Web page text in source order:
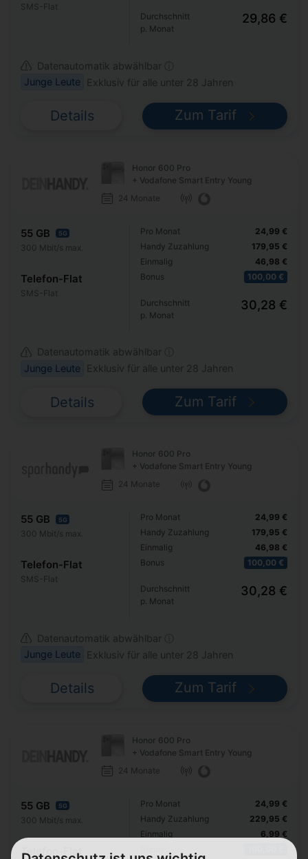
SMS-Flat
Durchschnitt
p. Monat
29,86 €
Datenautomatik abwählbar ⓘ
Junge Leute
Exklusiv für alle unter 28 Jahren
Details Zum Tarif
Honor 600 Pro
+ Vodafone Smart Entry Young
24 Monate
55 GB 5G
300 Mbit/s max.
Telefon-Flat
SMS-Flat
Pro Monat
Handy Zuzahlung
Einmalig
Bonus
24,99 €
179,95 €
46,98 €
100,00 €
Durchschnitt
p. Monat
30,28 €
Datenautomatik abwählbar ⓘ
Junge Leute
Exklusiv für alle unter 28 Jahren
Details Zum Tarif
Honor 600 Pro
+ Vodafone Smart Entry Young
24 Monate
55 GB 5G
300 Mbit/s max.
Telefon-Flat
SMS-Flat
Pro Monat
Handy Zuzahlung
Einmalig
Bonus
24,99 €
179,95 €
46,98 €
100,00 €
Durchschnitt
p. Monat
30,28 €
Datenautomatik abwählbar ⓘ
Junge Leute
Exklusiv für alle unter 28 Jahren
Details Zum Tarif
Honor 600 Pro
+ Vodafone Smart Entry Young
24 Monate
55 GB 5G
300 Mbit/s max.
Telefon-Flat
Pro Monat
Handy Zuzahlung
Einmalig
24,99 €
229,95 €
6,99 €